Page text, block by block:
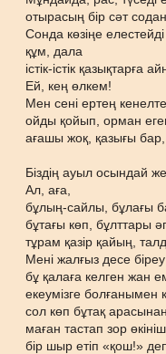
отырасың бір сәт
Сонда көзіңе елестейді
құм, дала
істік-істік қазықтарға
Ей, кең өлкем!
Мен сені ертең
ойды қойып, орман
ағашы жоқ, қазығы
Біздің ауыл осындай
Ал, аға,
бұлың-сайлы, бұлағы
бұтағы көп, бұлттары
тұрам қазір қайың,
Мені жалғыз десе біреу
бұ қалаға келген жан
екеумізге болғанымен
сол көп бұтақ
маған тастап зор
бір шыр етіп «қош!»